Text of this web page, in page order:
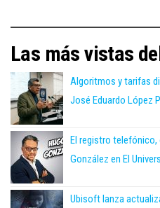
Las más vistas
Algoritmos y tarifas
José Eduardo López
El registro
González en El
Ubisoft lanza